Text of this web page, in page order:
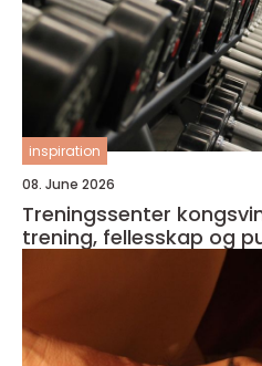
inspiration
08. June 2026
Treningssenter
trening, fellesskap og